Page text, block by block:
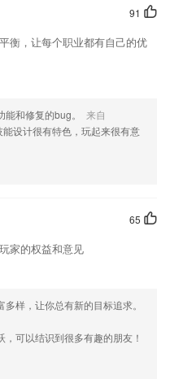
，全球范围直播授课
您喜欢这款软件，您可以到应用
以帮助我们更好的对产品进行优
91
衡，让每个职业都有自己的优
和修复的bug。
来自
设计很有特色，玩起来很有意
65
家的权益和意见
样，让你总有新的目标追求。
，可以结识到很多有趣的朋友！